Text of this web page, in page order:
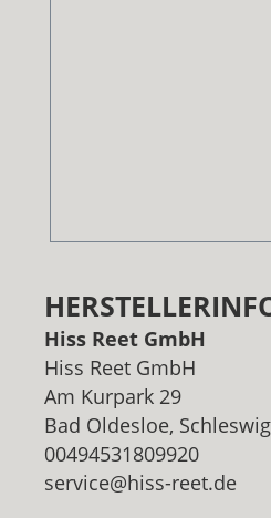
Hiss Reet GmbH
Hiss Reet GmbH
Am Kurpark 29
Bad Oldesloe,
00494531809920
service@hiss-reet.de